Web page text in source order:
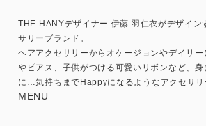
THE HANYデザイナー 伊藤 羽仁衣がデザイン
サリーブランド。
ヘアアクセサリーからオケージョンやデイリ
やピアス、子供がつける可愛いリボンなど、
に…気持ちまでHappyになるようなアクセサリ
MENU